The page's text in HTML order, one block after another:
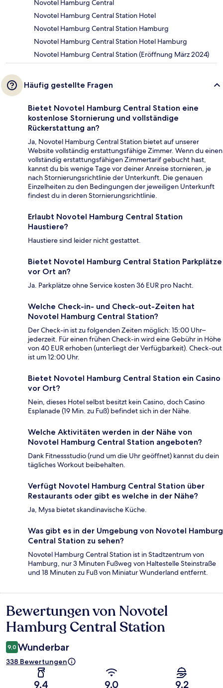
Novotel Hamburg Central
Novotel Hamburg Central Station Hotel
Novotel Hamburg Central Station Hamburg
Novotel Hamburg Central Station Hotel Hamburg
Novotel Hamburg Central Station (Eröffnung März 2024)
Häufig gestellte Fragen
Bietet Novotel Hamburg Central Station eine
kostenlose Stornierung und vollständige
Rückerstattung an?
Ja, Novotel Hamburg Central Station bietet auf unserer
Website vollständig erstattungsfähige Zimmer. Wenn du einen
vollständig erstattungsfähigen Zimmertarif gebucht hast,
kannst du bis wenige Tage vor deiner Anreise stornieren, je
nach Stornierungsrichtlinie der Unterkunft. Die genauen
Einzelheiten zu den Bedingungen der jeweiligen Unterkunft
findest du in deren Stornierungsrichtlinie.
Erlaubt Novotel Hamburg Central Station
Haustiere?
Haustiere sind leider nicht gestattet.
Bietet Novotel Hamburg Central Station Parkplätze
vor Ort an?
Ja. Parkplätze ohne Service kosten 36 EUR pro Nacht.
Welche Check-in- und Check-out-Zeiten hat
Novotel Hamburg Central Station?
Der Check-in ist zu folgenden Zeiten möglich: 15:00 Uhr–
jederzeit. Für einen frühen Check-in wird eine Gebühr in Höhe
von 40 EUR erhoben (unterliegt der Verfügbarkeit). Check-out
ist um 12:00 Uhr.
Bietet Novotel Hamburg Central Station ein Casino
vor Ort?
Nein, dieses Hotel selbst besitzt kein Casino, doch Casino
Esplanade (19 Min. zu Fuß) befindet sich in der Nähe.
Welche Aktivitäten werden in der Nähe von
Novotel Hamburg Central Station angeboten?
Dank Fitnessstudio (rund um die Uhr geöffnet) kannst du dein
tägliches Workout beibehalten.
Verfügt Novotel Hamburg Central Station über
Restaurants oder gibt es welche in der Nähe?
Ja, Mysa bietet skandinavische Küche.
Was gibt es in der Umgebung von Novotel Hamburg
Central Station zu sehen?
Novotel Hamburg Central Station ist in Stadtzentrum von
Hamburg, nur 3 Minuten Fußweg von Haltestelle Steinstraße
und 18 Minuten zu Fuß von Miniatur Wunderland entfernt.
Bewertungen
Bewertungen von Novotel
Hamburg Central Station
9,0 Wunderbar
338 Bewertungen
9,4 9,0 9,2